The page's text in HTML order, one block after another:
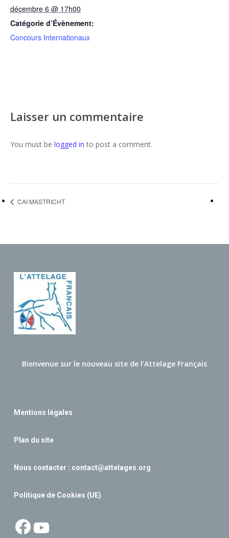
décembre 6 @ 17h00
Catégorie d’Évènement:
Concours Internationaux
Laisser un commentaire
You must be logged in to post a comment.
CAI MASTRICHT
Bienvenue sur le nouveau site de l'Attelage Français
Mentions légales
Plan du site
Nous contacter : contact@attelages.org
Politique de Cookies (UE)
Facebook